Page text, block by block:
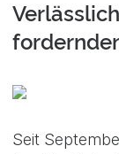
Seit